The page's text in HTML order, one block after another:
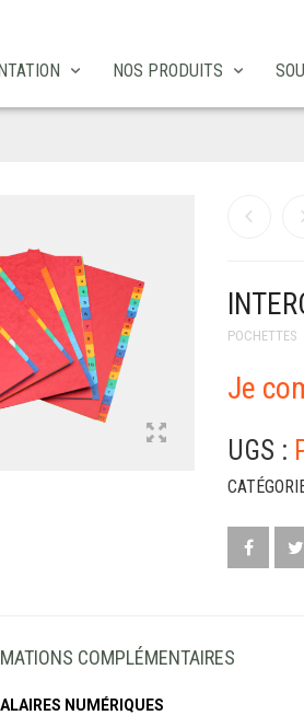
NOS PRODUITS
POCHETTES
Je
UGS :
COMPLÉMENTAIRES
NUMÉRIQUES